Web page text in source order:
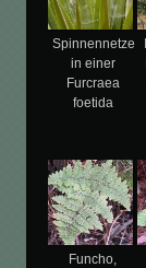
Spinnennetze
in einer
Furcraea
foetida
Funcho,